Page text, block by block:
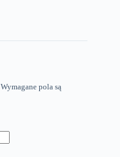
Wymagane pola są